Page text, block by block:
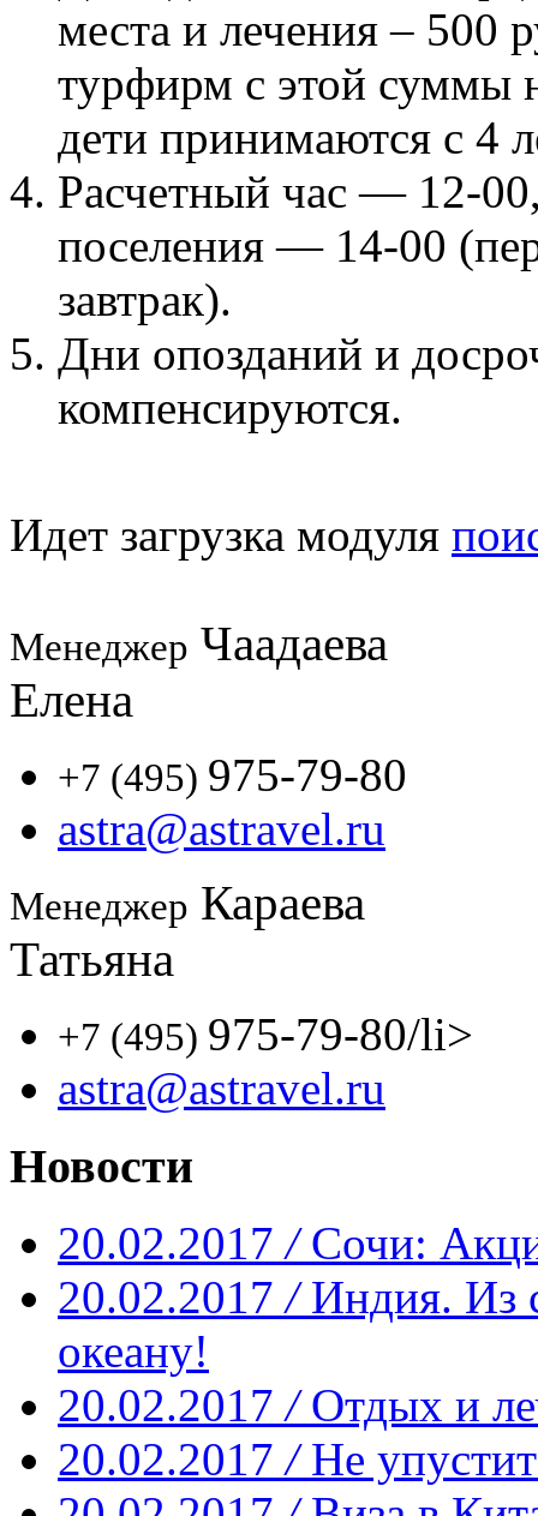
места и лечения – 500
турфирм с этой суммы
дети принимаются с 4
Расчетный час — 12-
поселения — 14-00
завтрак).
Дни опозданий и
компенсируются.
Идет загрузка модуля
Менеджер Чаадаева
Елена
+7 (495) 975-79-80
astra@astravel.ru
Менеджер Караева
Татьяна
+7 (495) 975-79-80/li>
astra@astravel.ru
Новости
20.02.2017 / Сочи:
20.02.2017 / Индия. Из
океану!
20.02.2017 / Отдых и
20.02.2017 / Не